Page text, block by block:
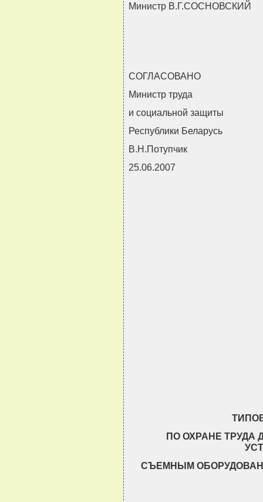
Министр В.Г.СОСНОВСКИЙ
СОГЛАСОВАНО
Министр труда
и социальной защиты
Республики Беларусь
В.Н.Потупчик
25.06.2007
ПО ОХРАНЕ ТРУДА
СЪЕМНЫМ